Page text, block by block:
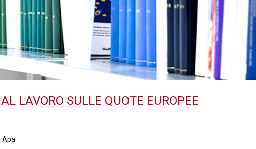
LAVORO SULLE QUOTE EUROPEE
Apa